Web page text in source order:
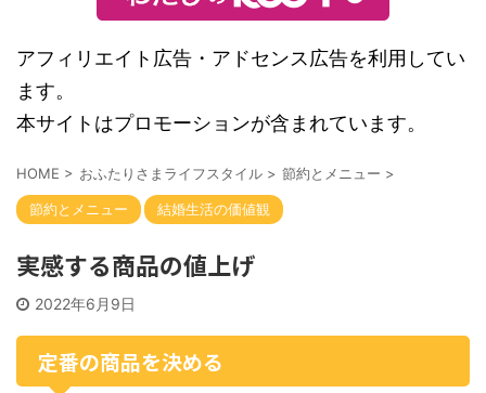
アフィリエイト広告・アドセンス広告を利用してい
ます。
本サイトはプロモーションが含まれています。
HOME > おふたりさまライフスタイル > 節約とメニュー >
節約とメニュー 結婚生活の価値観
実感する商品の値上げ
2022年6月9日
定番の商品を決める